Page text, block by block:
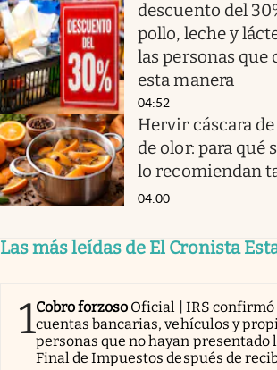
descuento del
pollo, leche y
las personas que
esta manera
04:52
Hervir cáscara
de olor: para qué
lo recomiendan
04:00
Las más leídas de El Cronista
1Cobro forzoso Oficial | IRS
cuentas bancarias, vehículos y
personas que no hayan presentado
Final de Impuestos después de